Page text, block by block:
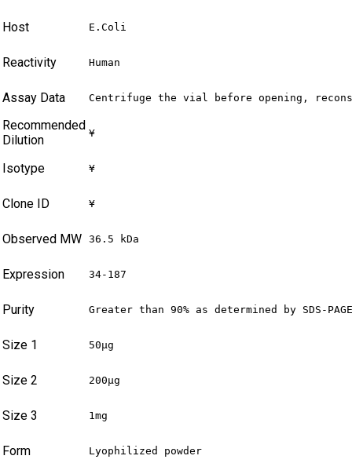
Host E.Coli
Reactivity Human
Assay Data Centrifuge the vial before opening,
Recommended
Dilution
¥
Isotype ¥
Clone ID ¥
Observed MW 36.5 kDa
Expression 34-187
Purity Greater than 90% as determined by SDS-
Size 1 50μg
Size 2 200μg
Size 3 1mg
Form Lyophilized powder